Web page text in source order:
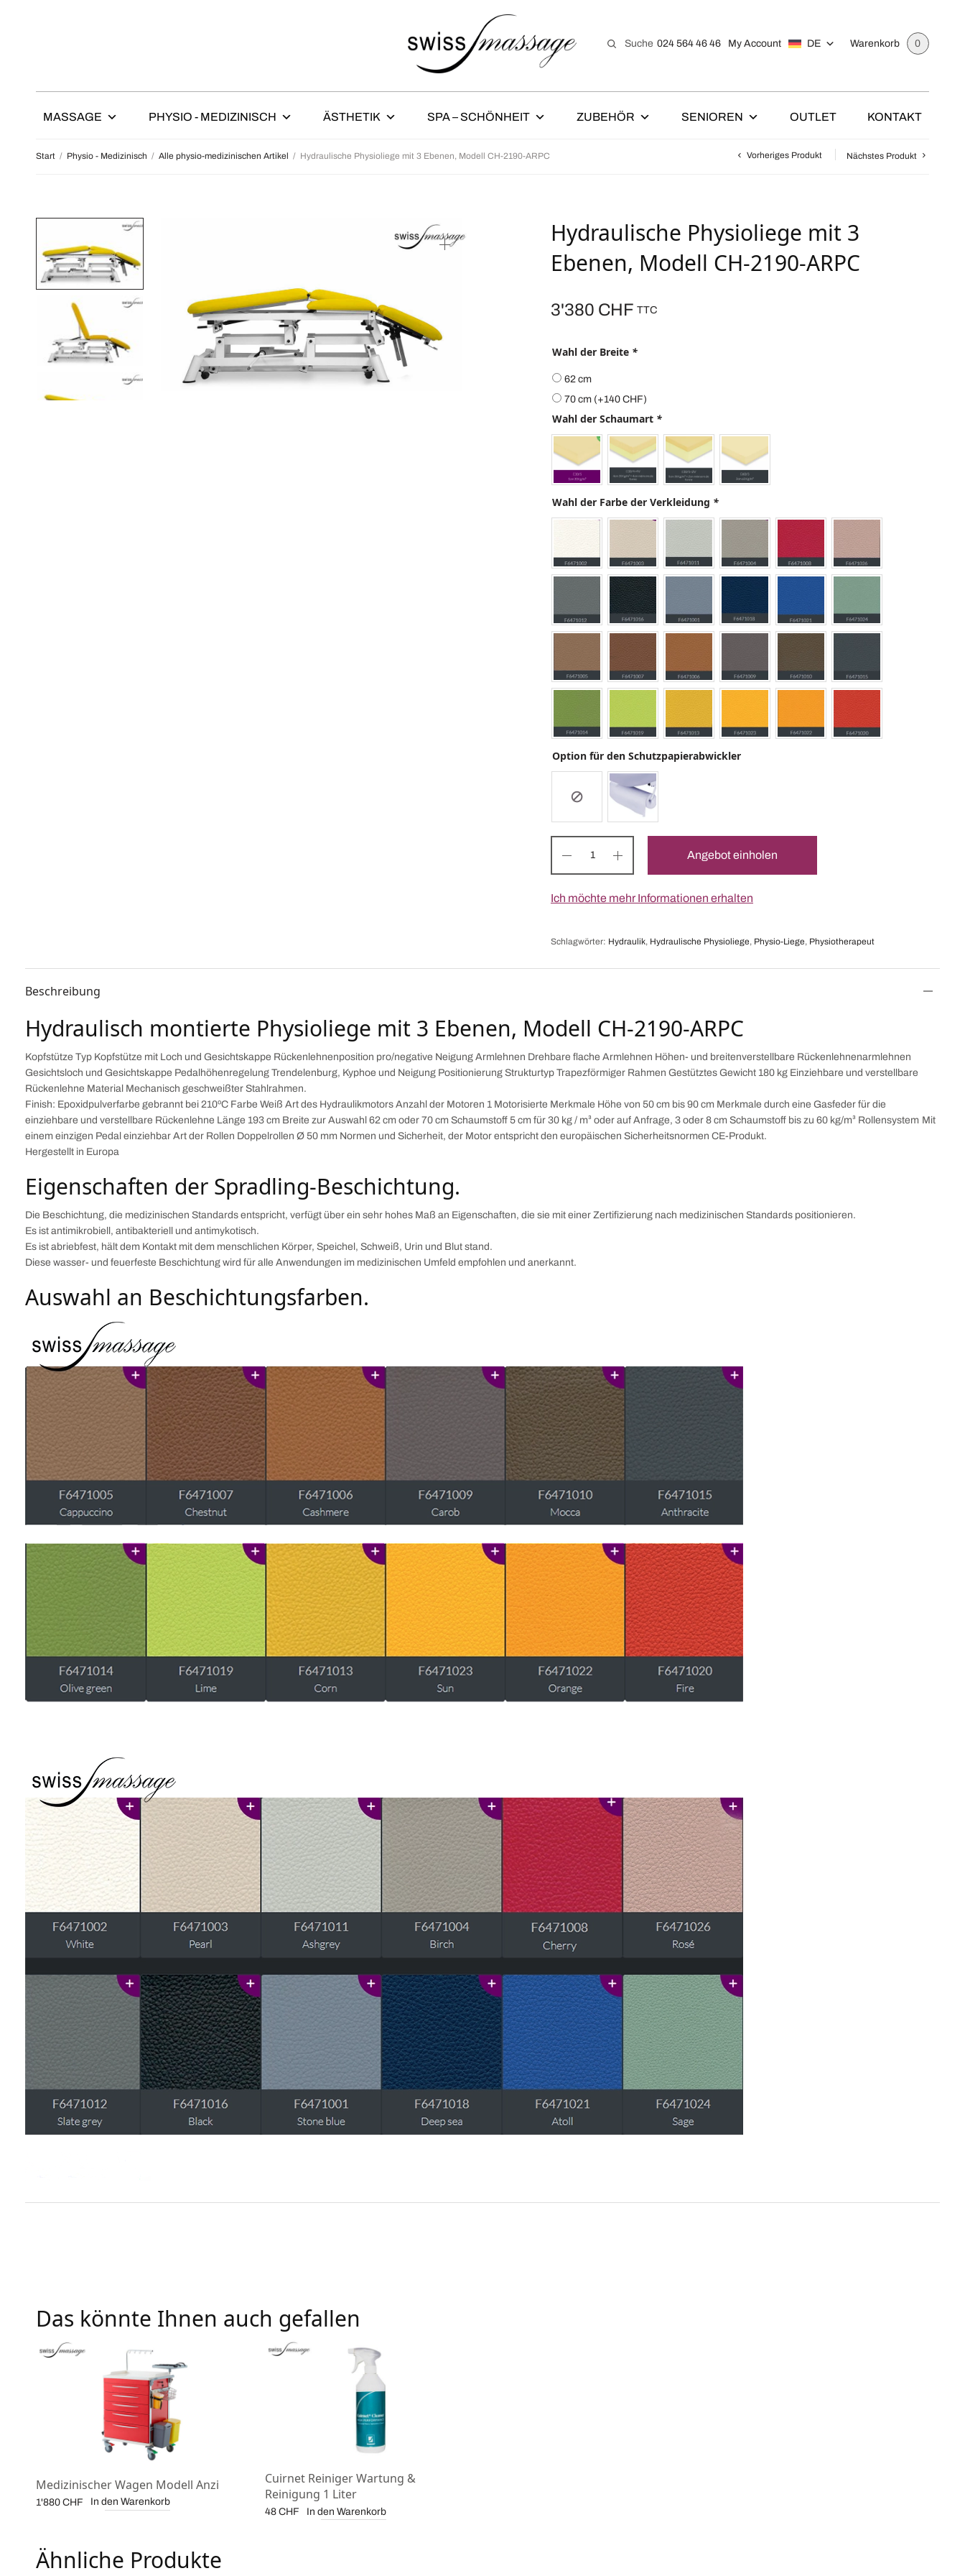
Suche 024 564 46 46 My Account DE Warenkorb 0
MASSAGE PHYSIO - MEDIZINISCH ÄSTHETIK SPA – SCHÖNHEIT ZUBEHÖR SENIOREN OUTLET KONTAKT
Start / Physio - Medizinisch / Alle physio-medizinischen Artikel / Hydraulische Physioliege mit 3 Ebenen, Modell CH-2190-ARPC Vorheriges Produkt Nächstes Produkt
Hydraulische Physioliege mit 3
Ebenen, Modell CH-2190-ARPC
3'380 CHF TTC
Wahl der Breite *
62 cm
70 cm (+140 CHF)
Wahl der Schaumart *
Wahl der Farbe der Verkleidung *
Option für den Schutzpapierabwickler
Angebot einholen
Ich möchte mehr Informationen erhalten
Schlagwörter: Hydraulik, Hydraulische Physioliege, Physio-Liege, Physiotherapeut
Beschreibung
Hydraulisch montierte Physioliege mit 3 Ebenen, Modell CH-2190-ARPC
Kopfstütze Typ Kopfstütze mit Loch und Gesichtskappe Rückenlehnenposition pro/negative Neigung Armlehnen Drehbare flache Armlehnen Höhen- und breitenverstellbare Rückenlehnenarmlehnen
Gesichtsloch und Gesichtskappe Pedalhöhenregelung Trendelenburg, Kyphoe und Neigung Positionierung Strukturtyp Trapezförmiger Rahmen Gestütztes Gewicht 180 kg Einziehbare und verstellbare
Rückenlehne Material Mechanisch geschweißter Stahlrahmen.
Finish: Epoxidpulverfarbe gebrannt bei 210ºC Farbe Weiß Art des Hydraulikmotors Anzahl der Motoren 1 Motorisierte Merkmale Höhe von 50 cm bis 90 cm Merkmale durch eine Gasfeder für die
einziehbare und verstellbare Rückenlehne Länge 193 cm Breite zur Auswahl 62 cm oder 70 cm Schaumstoff 5 cm für 30 kg / m³ oder auf Anfrage, 3 oder 8 cm Schaumstoff bis zu 60 kg/m³ Rollensystem Mit
einem einzigen Pedal einziehbar Art der Rollen Doppelrollen Ø 50 mm Normen und Sicherheit, der Motor entspricht den europäischen Sicherheitsnormen CE-Produkt.
Hergestellt in Europa
Eigenschaften der Spradling-Beschichtung.
Die Beschichtung, die medizinischen Standards entspricht, verfügt über ein sehr hohes Maß an Eigenschaften, die sie mit einer Zertifizierung nach medizinischen Standards positionieren.
Es ist antimikrobiell, antibakteriell und antimykotisch.
Es ist abriebfest, hält dem Kontakt mit dem menschlichen Körper, Speichel, Schweiß, Urin und Blut stand.
Diese wasser- und feuerfeste Beschichtung wird für alle Anwendungen im medizinischen Umfeld empfohlen und anerkannt.
Auswahl an Beschichtungsfarben.
Das könnte Ihnen auch gefallen
Medizinischer Wagen Modell Anzi
1'880 CHF In den Warenkorb
Cuirnet Reiniger Wartung &
Reinigung 1 Liter
48 CHF In den Warenkorb
Ähnliche Produkte